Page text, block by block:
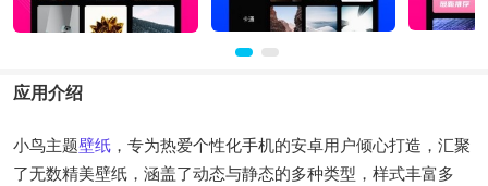
应用介绍
小鸟主题壁纸 ，专为热爱个性化手机的安卓用户倾心打造，汇聚
了无数精美壁纸，涵盖了动态与静态的多种类型，样式丰富多